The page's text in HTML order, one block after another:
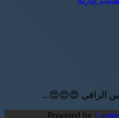
الراقي 😍😍😍...
Powered by